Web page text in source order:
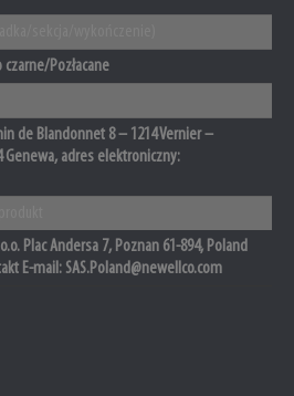
Pozłacane
de Blandonnet 8 – 1214 Vernier –
Genewa, adres elektroniczny:
Plac Andersa 7, Poznan 61-894, Poland
E-mail: SAS.Poland@newellco.com